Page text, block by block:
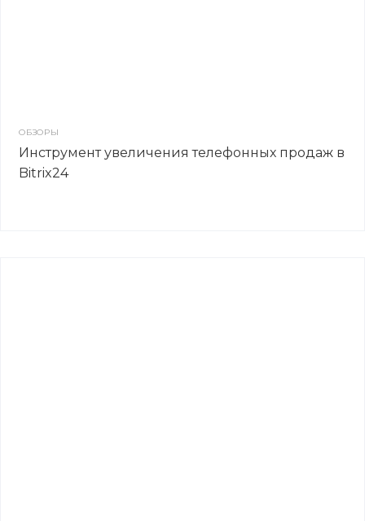
ОБЗОРЫ
Инструмент увеличения телефонных продаж в
Bitrix24